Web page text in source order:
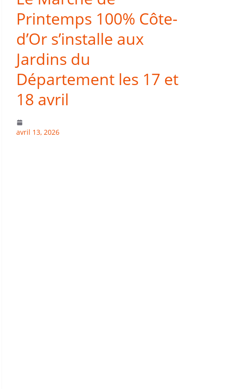
Printemps 100% Côte-
d’Or s’installe aux
Jardins du
Département les 17 et
18 avril
avril 13, 2026